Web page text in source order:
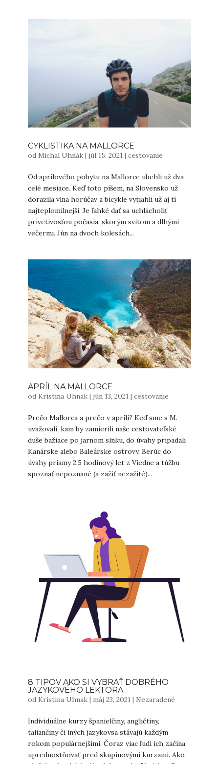
CYKLISTIKA NA MALLORCE
od Michal Uhnák| júl 15, 2021| cestovanie
Od aprílového pobytu na Mallorce ubehli už dva
celé mesiace. Keď toto píšem, na Slovensko už
dorazila vlna horúčav a bicykle vytiahli už aj tí
najteplomilnejší. Je ľahké dať sa uchlácholiť
prívetivosťou počasia, skorým svitom a dlhými
večermi. Jún na dvoch kolesách...
APRÍL NA MALLORCE
od Kristina Uhnak| jún 13, 2021| cestovanie
Prečo Mallorca a prečo v apríli? Keď sme s M.
uvažovali, kam by zamierili naše cestovateľské
duše bažiace po jarnom slnku, do úvahy pripadali
Kanárske alebo Baleárske ostrovy. Berúc do
úvahy priamy 2,5 hodinový let z Viedne a túžbu
spoznať nepoznané (a zažiť nezažité)...
8 TIPOV AKO SI VYBRAŤ DOBRÉHO
JAZYKOVÉHO LEKTORA
od Kristina Uhnak| máj 23, 2021| Nezaradené
Individuálne kurzy španielčiny, angličtiny,
taliančiny či iných jazykovsa stávajú každým
rokom populárnejšími. Čoraz viac ľudí ich začína
uprednostňovať pred skupinovými kurzami. Ako